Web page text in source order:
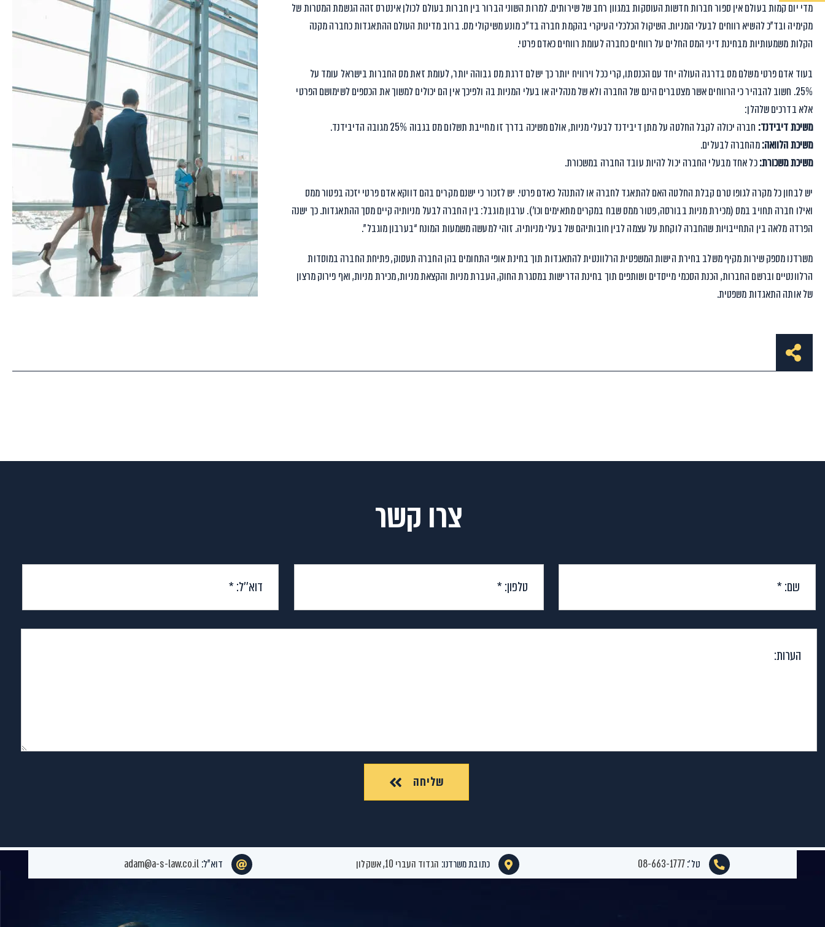
מדי יום קמות בעולם אין ספור חברות חדשות העוסקות במגוון רחב של שירותים. למרות השוני הברור בין חברות בעולם לכולן אינטרס זהה הגשמת המטרות של
מקימיה ובד”כ להשיא רווחים לבעלי המניות. השיקול הכלכלי העיקרי בהקמת חברה בד”כ מונע משיקולי מס. ברוב מדינות העולם ההתאגדות כחברה מקנה
הקלות משמעותיות מבחינת דיני המס החלים על רווחים כחברה לעומת רווחים כאדם פרטי.
בעוד אדם פרטי משלם מס בדרגה העולה יחד עם הכנסתו, קרי ככל וירוויח יותר כך ישלם דרגת מס גבוהה יותר, לעומת זאת מס החברות בישראל עומד על
25%. חשוב להבהיר כי הרווחים אשר מצטברים הינם של החברה ולא של מנהליה או בעלי המניות בה ולפיכך אין הם יכולים למשוך את הכספים לשימושם הפרטי
אלא בדרכים שלהלן:
משיכת דיבידנד: חברה יכולה לקבל החלטה על מתן דיבידנד לבעלי מניות, אולם משיכה בדרך זו מחייבת תשלום מס בגבוה 25% מגובה הדיבידנד.
משיכת הלוואה:מהחברה לבעלים.
משיכת משכורת:כל אחד מבעלי החברה יכול להיות עובד החברה במשכורת.
יש לבחון כל מקרה לגופו טרם קבלת החלטה האם להתאגד לחברה או להתנהל כאדם פרטי. יש לזכור כי ישנם מקרים בהם דווקא אדם פרטי יזכה בפטור ממס
ואילו חברה תחויב במס (מכירת מניות בבורסה, פטור ממס שבח במקרים מתאימים וכו’). ערבון מוגבל: בין החברה לבעל מניותיה קיים מסך ההתאגדות. כך ישנה
הפרדה מלאה בין התחייבויות שהחברה לוקחת על עצמה לבין חובותיהם של בעלי מניותיה. זוהי למעשה משמעות המונח “בערבון מוגבל”.
משרדנו מספק שירות מקיף משלב בחירת הישות המשפטית הרלוונטית להתאגדות תוך בחינת אופי התחומים בהן החברה תעסוק, פתיחת החברה במוסדות
הרלוונטיים וברשם החברות, הכנת הסכמי מייסדים ושותפים תוך בחינת הדרישות במסגרת החוק, העברת מניות והקצאת מניות, מכירת מניות, ואף פירוק מרצון
של אותה התאגדות משפטית.
צרו קשר
שליחה
טל׳:08-663-1777 כתובת משרדנו: הגדוד העברי 10, אשקלון דוא”ל: adam@a-s-law.co.il